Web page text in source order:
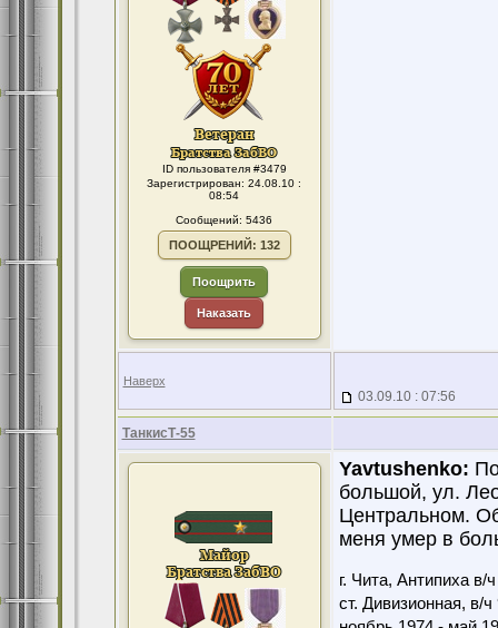
ID пользователя #3479
Зарегистрирован: 24.08.10 :
08:54
Сообщений: 5436
ПООЩРЕНИЙ: 132
Поощрить
Наказать
Наверх
03.09.10 : 07:56
ТанкисТ-55
Yavtushenko:
большой, ул.
Центральном.
меня умер в
г. Чита, Антипиха в/
ст. Дивизионная, в/ч